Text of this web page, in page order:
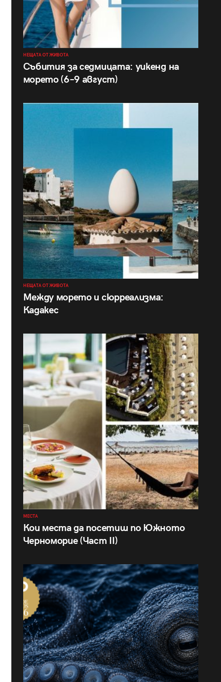
НЕЩАТА ОТ ЖИВОТА
Събития за седмицата: уикенд на
морето (6–9 август)
НЕЩАТА ОТ ЖИВОТА
Между морето и сюрреализма:
Кадакес
МЕСТА
Кои места да посетиш по Южното
Черноморие (Част II)